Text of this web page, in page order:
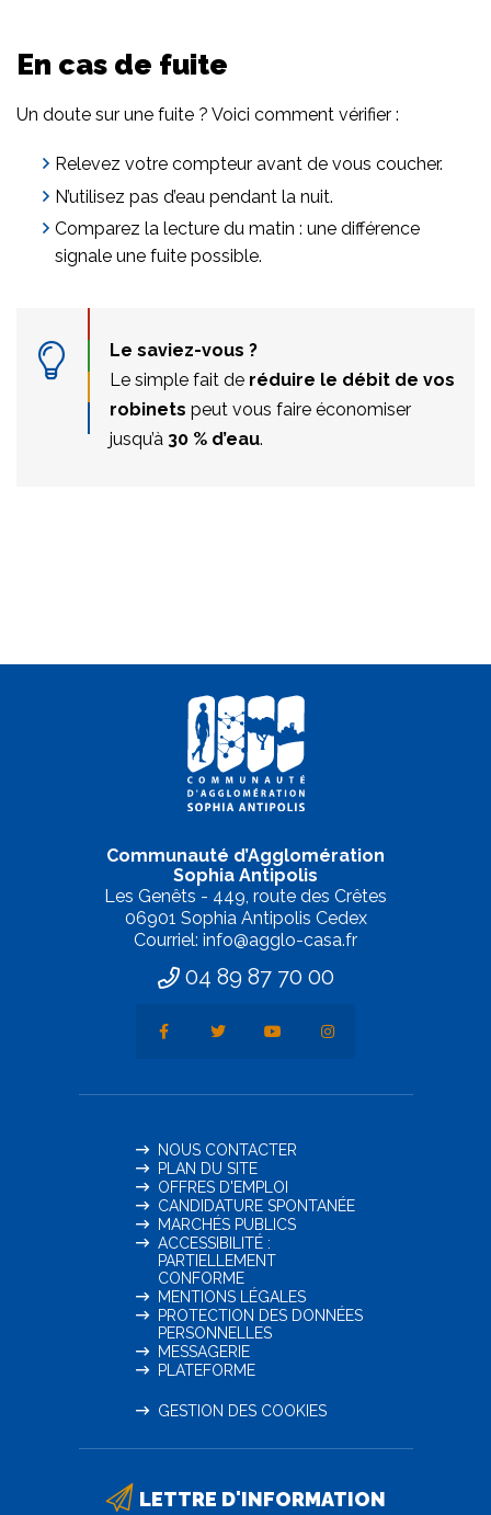
En cas de fuite
Un doute sur une fuite ? Voici comment vérifier :
Relevez votre compteur avant de vous coucher.
N’utilisez pas d’eau pendant la nuit.
Comparez la lecture du matin : une différence
signale une fuite possible.
Le saviez-vous ?
Le simple fait de réduire le débit de vos
robinets peut vous faire économiser
jusqu’à 30 % d’eau.
Communauté d’Agglomération
Sophia Antipolis
Les Genêts - 449, route des Crêtes
06901 Sophia Antipolis Cedex
Courriel: info@agglo-casa.fr
04 89 87 70 00
NOUS CONTACTER
PLAN DU SITE
OFFRES D'EMPLOI
CANDIDATURE SPONTANÉE
MARCHÉS PUBLICS
ACCESSIBILITÉ :
PARTIELLEMENT
CONFORME
MENTIONS LÉGALES
PROTECTION DES DONNÉES
PERSONNELLES
MESSAGERIE
PLATEFORME
GESTION DES COOKIES
LETTRE D'INFORMATION